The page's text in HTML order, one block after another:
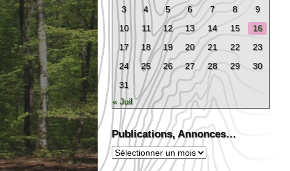
3
4 5 6 7 8
9
10
11 12 13 14 15
16
17
18 19 20 21 22
23
24
25 26 27 28 29
30
31
« Juil
Publications, Annonces…
Publications,
Annonces…